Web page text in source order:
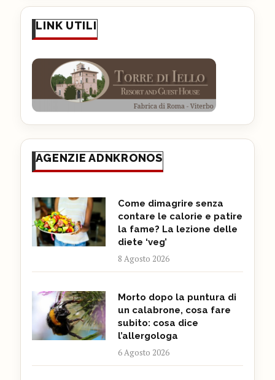
LINK UTILI
AGENZIE ADNKRONOS
Come dimagrire senza
contare le calorie e patire
la fame? La lezione delle
diete ‘veg’
8 Agosto 2026
Morto dopo la puntura di
un calabrone, cosa fare
subito: cosa dice
l’allergologa
6 Agosto 2026